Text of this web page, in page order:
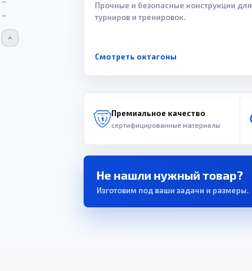
Прочные и безопасные конструкции для
турниров и тренировок.
Смотреть октагоны
Премиальное качество
сертифицированные материалы
Не нашли нужный товар?
Изготовим под ваши задачи и размеры.